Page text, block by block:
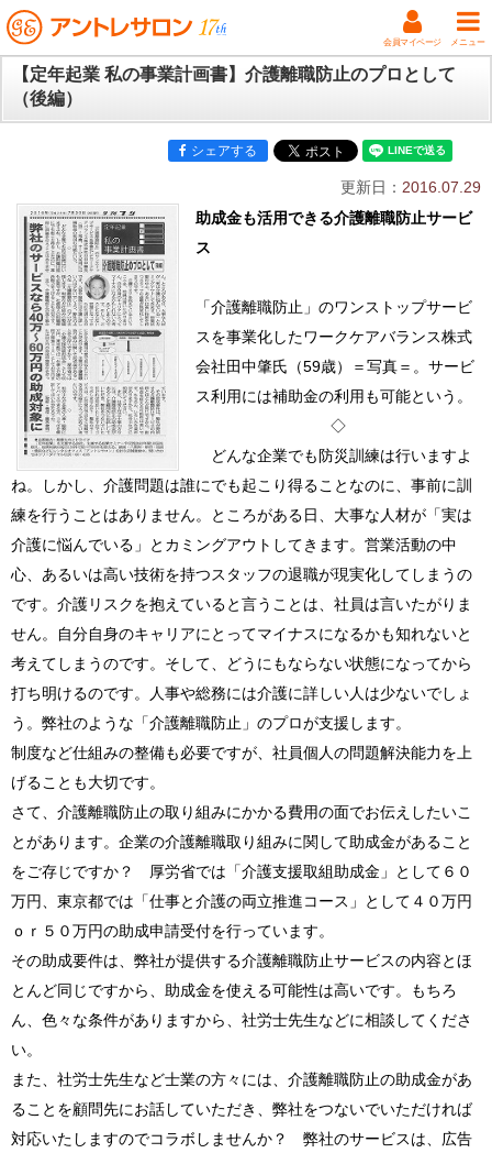
会員マイページ メニュー
【定年起業 私の事業計画書】介護離職防止のプロとして
（後編）
シェアする
更新日： 2016.07.29
助成金も活用できる介護離職防止サービ
ス
「介護離職防止」のワンストップサービ
スを事業化したワークケアバランス株式
会社田中肇氏（59歳）＝写真＝。サービ
ス利用には補助金の利用も可能という。
◇
どんな企業でも防災訓練は行いますよ
ね。しかし、介護問題は誰にでも起こり得ることなのに、事前に訓
練を行うことはありません。ところがある日、大事な人材が「実は
介護に悩んでいる」とカミングアウトしてきます。営業活動の中
心、あるいは高い技術を持つスタッフの退職が現実化してしまうの
です。介護リスクを抱えていると言うことは、社員は言いたがりま
せん。自分自身のキャリアにとってマイナスになるかも知れないと
考えてしまうのです。そして、どうにもならない状態になってから
打ち明けるのです。人事や総務には介護に詳しい人は少ないでしょ
う。弊社のような「介護離職防止」のプロが支援します。
制度など仕組みの整備も必要ですが、社員個人の問題解決能力を上
げることも大切です。
さて、介護離職防止の取り組みにかかる費用の面でお伝えしたいこ
とがあります。企業の介護離職取り組みに関して助成金があること
をご存じですか？ 厚労省では「介護支援取組助成金」として６０
万円、東京都では「仕事と介護の両立推進コース」として４０万円
ｏｒ５０万円の助成申請受付を行っています。
その助成要件は、弊社が提供する介護離職防止サービスの内容とほ
とんど同じですから、助成金を使える可能性は高いです。もちろ
ん、色々な条件がありますから、社労士先生などに相談してくださ
い。
また、社労士先生など士業の方々には、介護離職防止の助成金があ
ることを顧問先にお話していただき、弊社をつないでいただければ
対応いたしますのでコラボしませんか？ 弊社のサービスは、広告